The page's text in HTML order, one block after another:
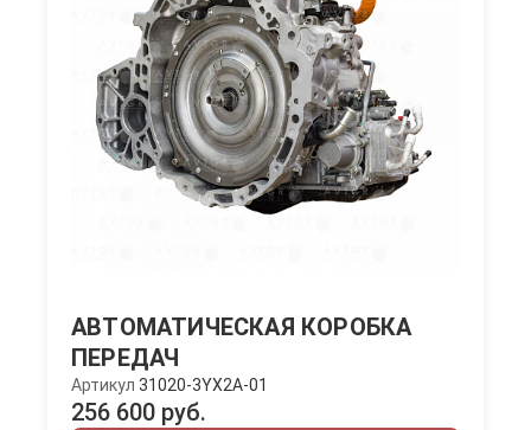
АВТОМАТИЧЕСКАЯ КОРОБКА
ПЕРЕДАЧ
Артикул 31020-3YX2A-01
256 600 руб.